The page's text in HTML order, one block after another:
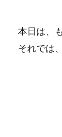
本日は、
それでは